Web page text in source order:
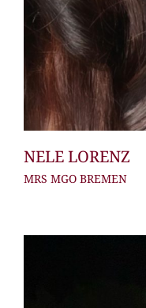
NELE LORENZ
MRS MGO BREMEN